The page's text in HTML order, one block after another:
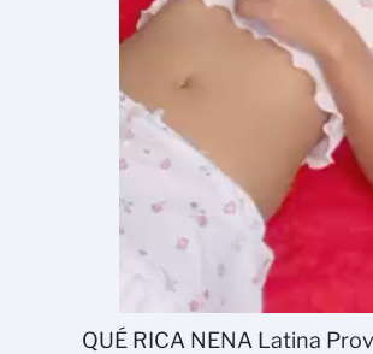
QUÉ RICA NENA Latina